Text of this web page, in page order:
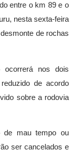
entre o km 89 e o
nesta sexta-feira
de rochas
nos dois
de acordo
sobre a rodovia
de mau tempo ou
ser cancelados e